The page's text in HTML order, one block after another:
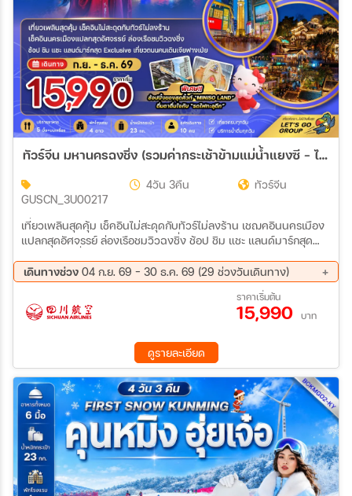
ทัวร์จีน มหานครฉงชิ่ง (รวมค่ากระเช้าข้ามแม่น้ำแยงซี - ไม่ลงร้าน) 4วัน 3คืน (3U)
GUSCN_3U00217
4วัน 3คืน ทัวร์จีน
เที่ยวเพลินสุดคุ้ม เช็คอินไม่สะดุดกับทัวร์ไม่ลงร้าน เชฌคอินนครเมือง
แปลกสุดอัศจรรย์ ล่องเรือชมวิวฉงชิ่ง ช้อป ชิม แชะ แลนด์มาร์กสุด
เดินทางช่วง 04 ก.ย. 69 - 30 ธ.ค. 69 (29 ช่วงวันเดินทาง)
06 ก.ย. 69 - 09 ก.ย. 69
11 ก.ย. 69 - 14 ก.ย. 69
13 ก.ย. 69 - 16 ก.ย. 69
18 ก.ย. 69 - 21 ก.ย. 69
20 ก.ย. 69 - 23 ก.ย. 69
09 ต.ค. 69 - 12 ต.ค. 69
16 ต.ค. 69 - 19 ต.ค. 69
18 ต.ค. 69 - 21 ต.ค. 69
23 ต.ค. 69 - 26 ต.ค. 69
25 ต.ค. 69 - 28 ต.ค. 69
30 ต.ค. 69 - 02 พ.ย. 69
01 พ.ย. 69 - 04 พ.ย. 69
06 พ.ย. 69 - 09 พ.ย. 69
08 พ.ย. 69 - 11 พ.ย. 69
15 พ.ย. 69 - 18 พ.ย. 69
22 พ.ย. 69 - 25 พ.ย. 69
27 พ.ย. 69 - 30 พ.ย. 69
29 พ.ย. 69 - 02 ธ.ค. 69
04 ธ.ค. 69 - 07 ธ.ค. 69
06 ธ.ค. 69 - 09 ธ.ค. 69
11 ธ.ค. 69 - 14 ธ.ค. 69
13 ธ.ค. 69 - 16 ธ.ค. 69
18 ธ.ค. 69 - 21 ธ.ค. 69
ราคาเริ่มต้น
15,990 บาท
ดูรายละเอียด